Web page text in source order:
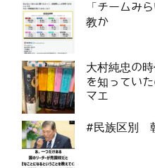
「チームみ
教か
大村純忠の
を知ってい
マエ
#民族区別